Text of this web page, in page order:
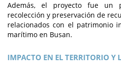
Además, el proyecto fue un
recolección y preservación de
relacionados con el patrimonio
marítimo en Busan.
IMPACTO EN EL TERRITORIO Y